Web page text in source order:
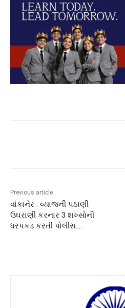
Previous article
વાંકાનેર : વ્યાજની પઠાણી
ઉઘરાણી કરનાર 3 શખ્સોની
ધરપકડ કરતી પોલીસ….